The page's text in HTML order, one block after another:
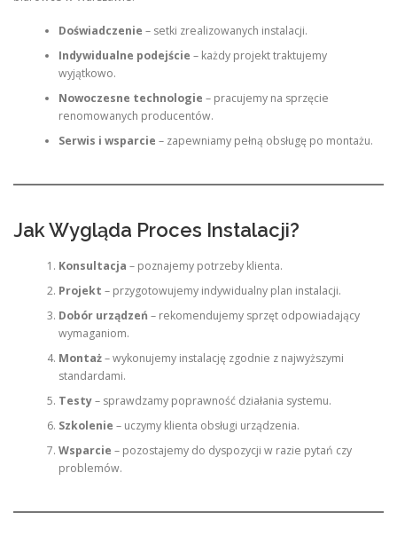
Doświadczenie – setki zrealizowanych instalacji.
Indywidualne podejście – każdy projekt traktujemy
wyjątkowo.
Nowoczesne technologie – pracujemy na sprzęcie
renomowanych producentów.
Serwis i wsparcie – zapewniamy pełną obsługę po montażu.
Jak Wygląda Proces Instalacji?
Konsultacja – poznajemy potrzeby klienta.
Projekt – przygotowujemy indywidualny plan instalacji.
Dobór urządzeń – rekomendujemy sprzęt odpowiadający
wymaganiom.
Montaż– wykonujemy instalację zgodnie z najwyższymi
standardami.
Testy– sprawdzamy poprawność działania systemu.
Szkolenie – uczymy klienta obsługi urządzenia.
Wsparcie – pozostajemy do dyspozycji w razie pytań czy
problemów.